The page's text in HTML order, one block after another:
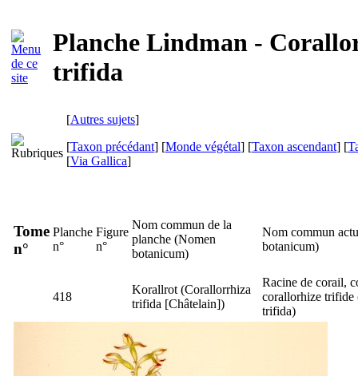
Planche Lindman -
trifida
[Autres sujets]
[Taxon précédant] [Monde végétal] [Taxon ascendant] [
[Via Gallica]
Tome
n°
Planche
n°
Figure
n°
Nom commun de la
planche (Nomen
botanicum)
Nom commun
botanicum)
418
Korallrot (Corallorrhiza
trifida [Châtelain])
Racine de corail,
corallorhize trifide
trifida)